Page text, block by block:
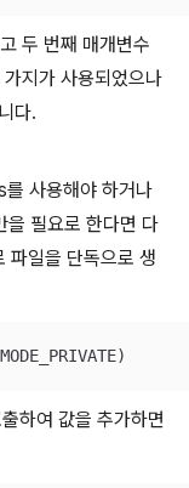
두 번째 매개변수
지가 사용되었으나
다.
사용해야 하거나
필요로 한다면 다
파일을 단독으로 생
하여 값을 추가하면